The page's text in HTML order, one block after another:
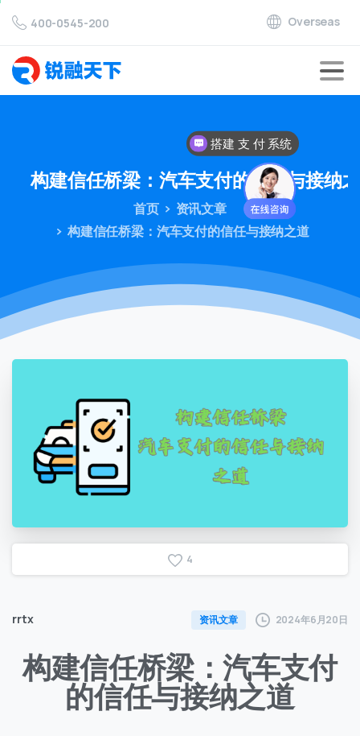
400-0545-200 Overseas
构建信任桥梁：汽车支付的信任与接纳
首页
资讯文章
构建信任桥梁：汽车支付的信任与接纳之道
4
rrtx 资讯文章 2024年6月20日
构建信任桥梁：汽车支付
的信任与接纳之道
对接 支 付 通道